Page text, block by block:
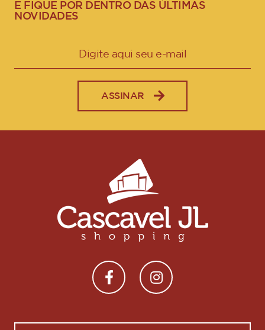
E FIQUE POR DENTRO DAS ÚLTIMAS
NOVIDADES
ASSINAR